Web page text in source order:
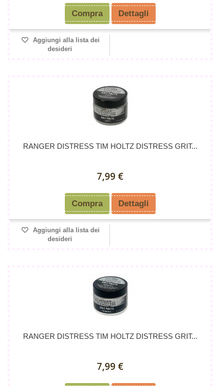
Compra Dettagli
Aggiungi alla lista dei
desideri
RANGER DISTRESS TIM HOLTZ DISTRESS GRIT...
7,99 €
Compra Dettagli
Aggiungi alla lista dei
desideri
RANGER DISTRESS TIM HOLTZ DISTRESS GRIT...
7,99 €